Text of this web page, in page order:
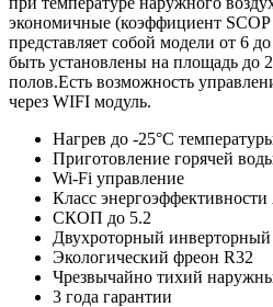
экономичные (коэффициент
представляет собой модели от 6
быть установлены на площадь до
полов.Есть возможность
через WIFI модуль.
Нагрев до -25°C
Приготовление горячей
Wi-Fi управление
Класс
СКОП до 5.2
Двухроторный инверторный
Экологический фреон R32
Чрезвычайно тихий
3 года гарантии